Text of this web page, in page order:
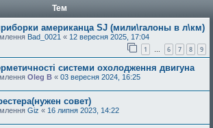
Тем
американца SJ (мили\галоны в л\км)
Bad_0021 « 12 вересня 2025, 17:04
1 … 6 7 8 9
системи охолодження двигуна
Oleg B « 03 вересня 2024, 16:25
совет)
Giz « 16 липня 2023, 14:22